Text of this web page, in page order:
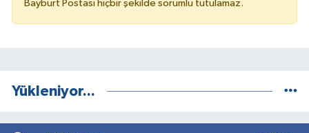
Bayburt Postası hiçbir şekilde sorumlu tutulamaz.
Yükleniyor...